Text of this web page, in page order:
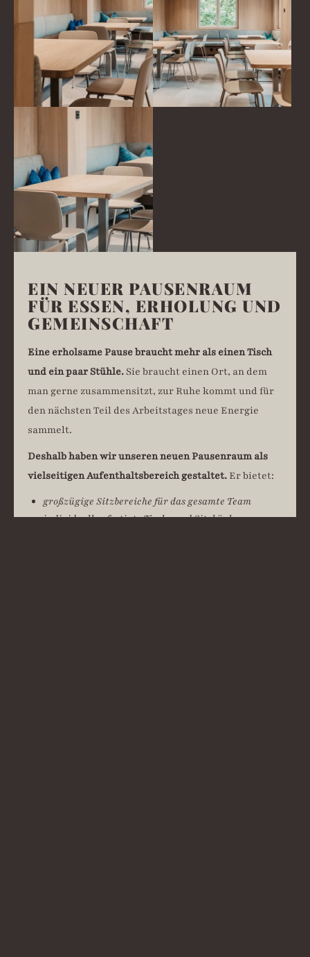
EIN NEUER PAUSENRAUM
FÜR ESSEN, ERHOLUNG UND
GEMEINSCHAFT
Eine erholsame Pause braucht mehr als einen Tisch
und ein paar Stühle.Sie braucht einen Ort, an dem
man gerne zusammensitzt, zur Ruhe kommt und für
den nächsten Teil des Arbeitstages neue Energie
sammelt.
Deshalb haben wir unseren neuen Pausenraum als
vielseitigen Aufenthaltsbereich gestaltet. Er bietet:
großzügige Sitzbereiche für das gesamte Team
individuell gefertigte Tische und Sitzbänke